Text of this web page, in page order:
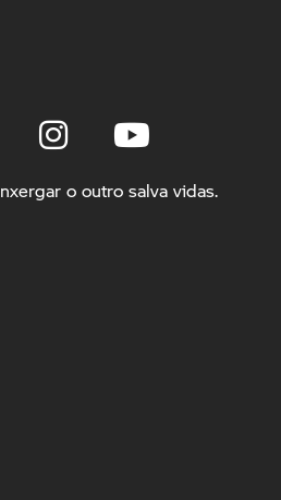
o outro salva vidas.